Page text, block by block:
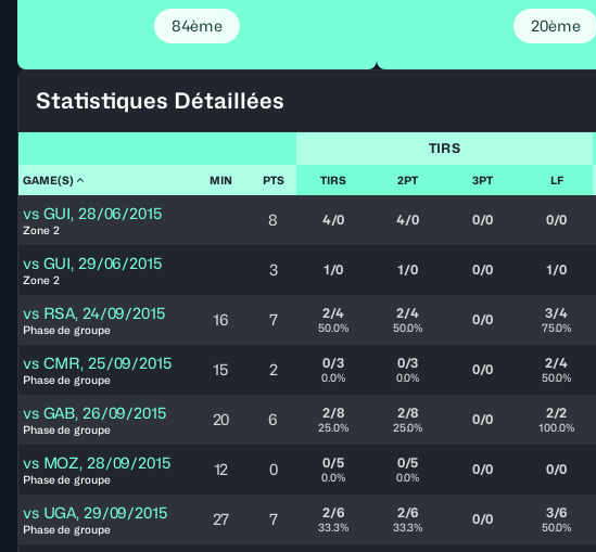
84ème 20ème
Statistiques Détaillées
TIRS
GAME(S) MIN PTS TIRS 2PT 3PT LF
vs GUI, 28/06/2015
Zone 2
8 4/0 4/0 0/0 0/0
vs GUI, 29/06/2015
Zone 2
3 1/0 1/0 0/0 1/0
vs RSA, 24/09/2015
Phase de groupe
16 7 2/4
50.0%
2/4
50.0% 0/0 3/4
75.0%
vs CMR, 25/09/2015
Phase de groupe
15 2 0/3
0.0%
0/3
0.0% 0/0 2/4
50.0%
vs GAB, 26/09/2015
Phase de groupe
20 6 2/8
25.0%
2/8
25.0% 0/0 2/2
100.0%
vs MOZ, 28/09/2015
Phase de groupe
12 0 0/5
0.0%
0/5
0.0% 0/0 0/0
vs UGA, 29/09/2015
Phase de groupe
27 7 2/6
33.3%
2/6
33.3% 0/0 3/6
50.0%